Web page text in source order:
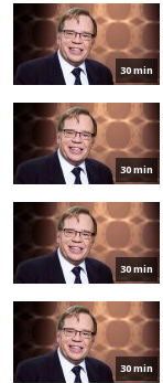
30 min
30 min
30 min
30 min